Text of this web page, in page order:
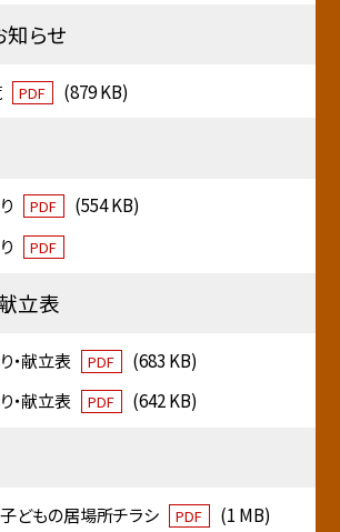
らせ
PDF (879 KB)
PDF
(554 KB)
PDF
立表
・献立表 PDF
(683 KB)
・献立表
PDF (642 KB)
子どもの居場所チラシ PDF
(1 MB)